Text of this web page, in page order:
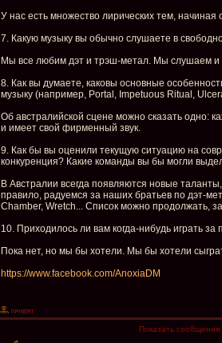
У нас есть множество лирических тем,
7. Какую музыку вы обычно слушаете в
Мы все любим дэт и трэш-метал. Мы слушаем и
8. Как вы думаете, каковы основные
музыку (например, Portal, Impetuous Ritual,
Об австралийской сцене можно сказать одно:
и имеет свой фирменный звук.
9. Как бы вы оценили текущую ситуацию на
конкуренция? Какие команды вы бы могли
В Австралии всегда появляются новые
правило, радуемся за наших братьев по дэт-
Chamber, Wretch... Список можно продолжать,
10. Приходилось ли вам когда-нибудь играть
Пока нет, но мы бы хотели. Мы бы хотели
https://www.facebook.com/AnoxiaDM
Показать сообщения